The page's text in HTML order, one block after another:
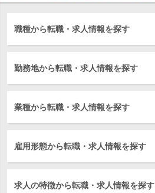
職種から転職・求人情報を探す
勤務地から転職・求人情報を探す
業種から転職・求人情報を探す
雇用形態から転職・求人情報を探す
求人の特徴から転職・求人情報を探す